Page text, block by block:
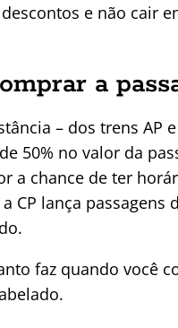
e não cair
a
– dos trens AP
50% no valor da
a chance de ter
CP lança
faz quando você